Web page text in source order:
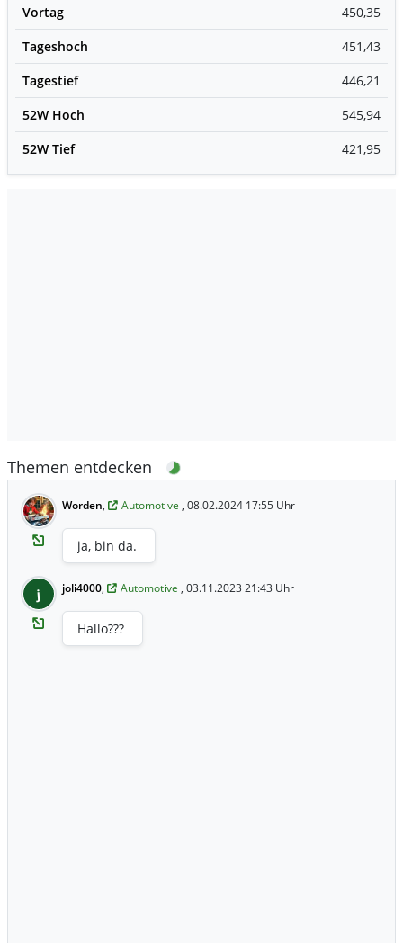
Vortag
450,35
Tageshoch
451,43
Tagestief
446,21
52W Hoch
545,94
52W Tief
421,95
Themen entdecken
Worden, Automotive , 08.02.2024 17:55 Uhr
ja, bin da.
j joli4000, Automotive , 03.11.2023 21:43 Uhr
Hallo???